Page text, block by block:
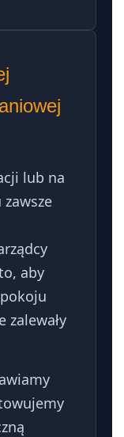
lub na
aby
zalewały